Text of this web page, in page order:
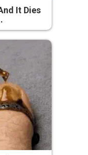
It Dies